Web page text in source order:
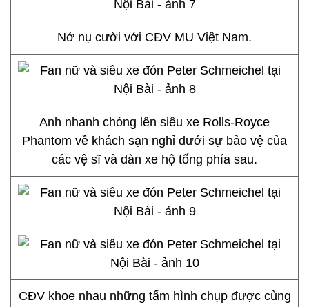
Nở nụ cười với CĐV MU Việt Nam.
Anh nhanh chóng lên siêu xe Rolls-Royce
Phantom về khách sạn nghỉ dưới sự bảo vệ của
các vệ sĩ và dàn xe hộ tống phía sau.
CĐV khoe nhau những tấm hình chụp được cùng